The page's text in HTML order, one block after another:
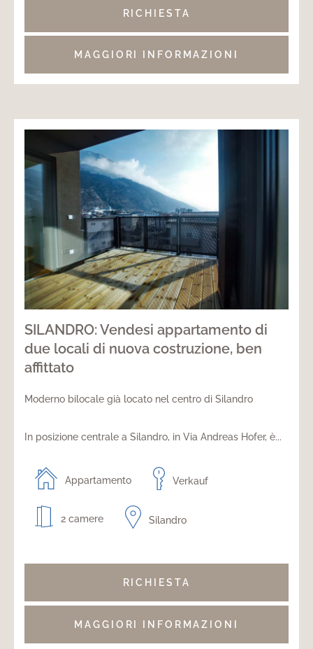
RICHIESTA
MAGGIORI INFORMAZIONI
SILANDRO: Vendesi appartamento di
due locali di nuova costruzione, ben
affittato
Moderno bilocale già locato nel centro di Silandro
In posizione centrale a Silandro, in Via Andreas Hofer, è...
Appartamento Verkauf
2 camere Silandro
RICHIESTA
MAGGIORI INFORMAZIONI